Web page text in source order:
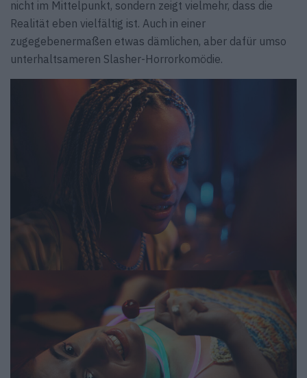
nicht im Mittelpunkt, sondern zeigt vielmehr, dass die
Realität eben vielfältig ist. Auch in einer
zugegebenermaßen etwas dämlichen, aber dafür umso
unterhaltsameren Slasher-Horrorkomödie.